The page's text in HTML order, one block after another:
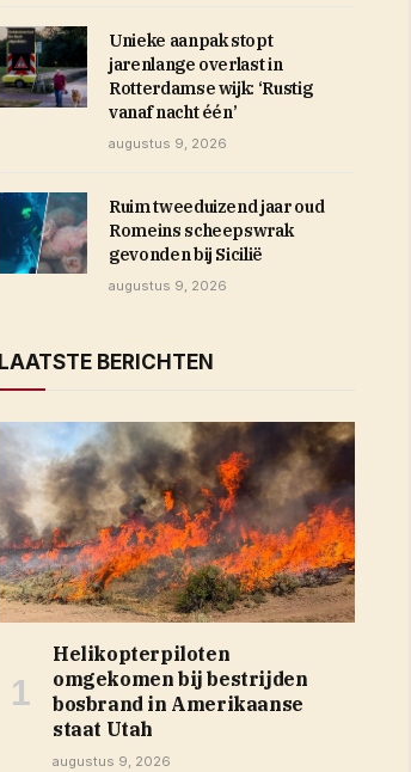
Unieke aanpak stopt
jarenlange overlast in
Rotterdamse wijk: ‘Rustig
vanaf nacht één’
augustus 9, 2026
Ruim tweeduizend jaar oud
Romeins scheepswrak
gevonden bij Sicilië
augustus 9, 2026
LAATSTE BERICHTEN
Helikopterpiloten
omgekomen bij bestrijden
bosbrand in Amerikaanse
staat Utah
augustus 9, 2026